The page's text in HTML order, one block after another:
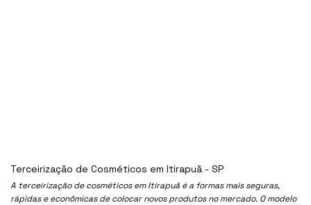
A terceirização de cosméticos em Itirapuã é a formas mais seguras,
rápidas e econômicas de colocar novos produtos no mercado. O modelo
Terceirização de Cosméticos em Itirapuã - SP